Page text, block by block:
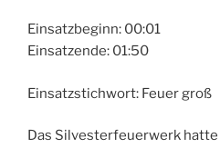
Einsatzbeginn: 00:01
Einsatzende: 01:50
Einsatzstichwort: Feuer groß
Das Silvesterfeuerwerk hatte